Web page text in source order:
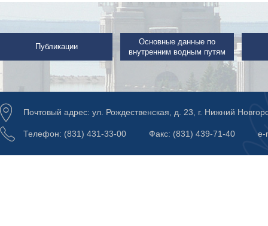
Публикации
Основные данные по
внутренним водным путям
Почтовый адрес: ул. Рождественская, д. 23, г. Нижний
Телефон: (831) 431-33-00 Факс: (831) 439-71-40 e-